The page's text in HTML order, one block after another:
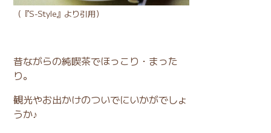
（ 『S-Style』 より引用）
昔ながらの純喫茶でほっこり・まった
り。
観光やお出かけのついでにいかがでしょ
うか♪